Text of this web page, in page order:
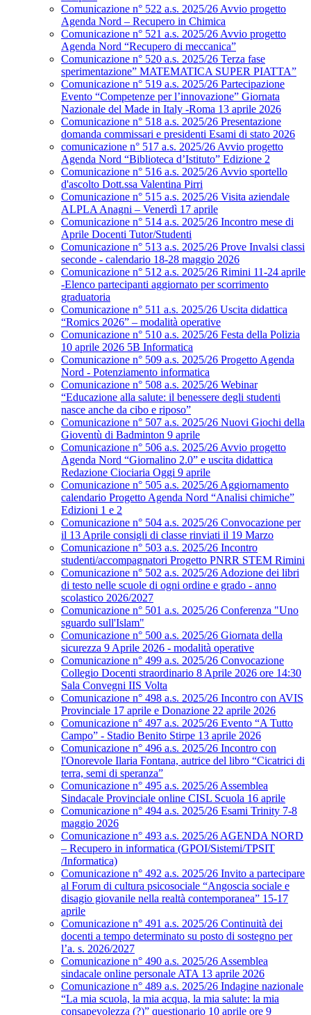
Comunicazione n° 522 a.s. 2025/26 Avvio progetto
Agenda Nord – Recupero in Chimica
Comunicazione n° 521 a.s. 2025/26 Avvio progetto
Agenda Nord “Recupero di meccanica”
Comunicazione n° 520 a.s. 2025/26 Terza fase
sperimentazione” MATEMATICA SUPER PIATTA”
Comunicazione n° 519 a.s. 2025/26 Partecipazione
Evento “Competenze per l’innovazione” Giornata
Nazionale del Made in Italy -Roma 13 aprile 2026
Comunicazione n° 518 a.s. 2025/26 Presentazione
domanda commissari e presidenti Esami di stato 2026
comunicazione n° 517 a.s. 2025/26 Avvio progetto
Agenda Nord “Biblioteca d’Istituto” Edizione 2
Comunicazione n° 516 a.s. 2025/26 Avvio sportello
d'ascolto Dott.ssa Valentina Pirri
Comunicazione n° 515 a.s. 2025/26 Visita aziendale
ALPLA Anagni – Venerdì 17 aprile
Comunicazione n° 514 a.s. 2025/26 Incontro mese di
Aprile Docenti Tutor/Studenti
Comunicazione n° 513 a.s. 2025/26 Prove Invalsi classi
seconde - calendario 18-28 maggio 2026
Comunicazione n° 512 a.s. 2025/26 Rimini 11-24 aprile
-Elenco partecipanti aggiornato per scorrimento
graduatoria
Comunicazione n° 511 a.s. 2025/26 Uscita didattica
“Romics 2026” – modalità operative
Comunicazione n° 510 a.s. 2025/26 Festa della Polizia
10 aprile 2026 5B Informatica
Comunicazione n° 509 a.s. 2025/26 Progetto Agenda
Nord - Potenziamento informatica
Comunicazione n° 508 a.s. 2025/26 Webinar
“Educazione alla salute: il benessere degli studenti
nasce anche da cibo e riposo”
Comunicazione n° 507 a.s. 2025/26 Nuovi Giochi della
Gioventù di Badminton 9 aprile
Comunicazione n° 506 a.s. 2025/26 Avvio progetto
Agenda Nord “Giornalino 2.0” e uscita didattica
Redazione Ciociaria Oggi 9 aprile
Comunicazione n° 505 a.s. 2025/26 Aggiornamento
calendario Progetto Agenda Nord “Analisi chimiche”
Edizioni 1 e 2
Comunicazione n° 504 a.s. 2025/26 Convocazione per
il 13 Aprile consigli di classe rinviati il 19 Marzo
Comunicazione n° 503 a.s. 2025/26 Incontro
studenti/accompagnatori Progetto PNRR STEM Rimini
Comunicazione n° 502 a.s. 2025/26 Adozione dei libri
di testo nelle scuole di ogni ordine e grado - anno
scolastico 2026/2027
Comunicazione n° 501 a.s. 2025/26 Conferenza "Uno
sguardo sull'Islam"
Comunicazione n° 500 a.s. 2025/26 Giornata della
sicurezza 9 Aprile 2026 - modalità operative
Comunicazione n° 499 a.s. 2025/26 Convocazione
Collegio Docenti straordinario 8 Aprile 2026 ore 14:30
Sala Convegni IIS Volta
Comunicazione n° 498 a.s. 2025/26 Incontro con AVIS
Provinciale 17 aprile e Donazione 22 aprile 2026
Comunicazione n° 497 a.s. 2025/26 Evento “A Tutto
Campo” - Stadio Benito Stirpe 13 aprile 2026
Comunicazione n° 496 a.s. 2025/26 Incontro con
l'Onorevole Ilaria Fontana, autrice del libro “Cicatrici di
terra, semi di speranza”
Comunicazione n° 495 a.s. 2025/26 Assemblea
Sindacale Provinciale online CISL Scuola 16 aprile
Comunicazione n° 494 a.s. 2025/26 Esami Trinity 7-8
maggio 2026
Comunicazione n° 493 a.s. 2025/26 AGENDA NORD
– Recupero in informatica (GPOI/Sistemi/TPSIT
/Informatica)
Comunicazione n° 492 a.s. 2025/26 Invito a partecipare
al Forum di cultura psicosociale “Angoscia sociale e
disagio giovanile nella realtà contemporanea” 15-17
aprile
Comunicazione n° 491 a.s. 2025/26 Continuità dei
docenti a tempo determinato su posto di sostegno per
l’a. s. 2026/2027
Comunicazione n° 490 a.s. 2025/26 Assemblea
sindacale online personale ATA 13 aprile 2026
Comunicazione n° 489 a.s. 2025/26 Indagine nazionale
“La mia scuola, la mia acqua, la mia salute: la mia
consapevolezza (?)” questionario 10 aprile ore 9